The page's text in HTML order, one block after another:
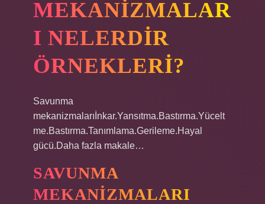
MEKANIZMALAR
I NELERDIR
ÖRNEKLERI?
Savunma
mekanizmalarıİnkar.Yansıtma.Bastırma.Yücelt
me.Bastırma.Tanımlama.Gerileme.Hayal
gücü.Daha fazla makale…
SAVUNMA
MEKANIZMALARI